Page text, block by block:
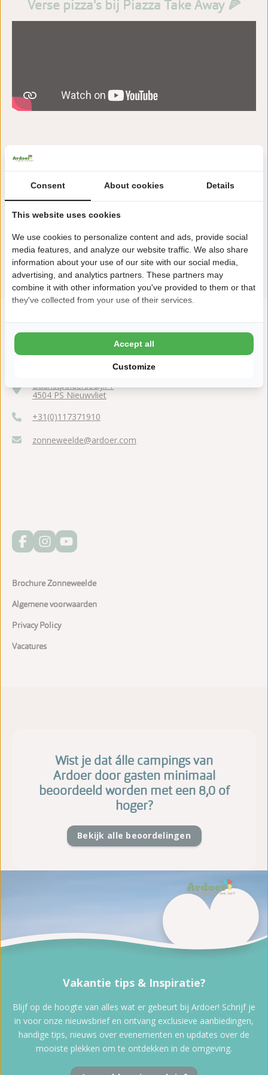
Verse pizza's bij Piazza Take Away 🍕
Bekijk ook:
Baanstpoldersedijk 1
4504 PS Nieuwvliet
+31(0)117371910
zonneweelde@ardoer.com
Brochure Zonneweelde
Algemene voorwaarden
Privacy Policy
Vacatures
Wist je dat álle campings van
Ardoer door gasten minimaal
beoordeeld worden met een 8,0 of
hoger?
Bekijk alle beoordelingen
Vakantie tips & Inspiratie?
Blijf op de hoogte van alles wat er gebeurt bij Ardoer! Schrijf je
in voor onze nieuwsbrief en ontvang exclusieve aanbiedingen,
handige tips, nieuws over evenementen en updates over de
mooiste plekken om te ontdekken in de omgeving.
Consent About cookies Details
This website uses cookies
We use cookies to personalize content and ads, provide social
media features, and analyze our website traffic. We also share
information about your use of our site with our social media,
advertising, and analytics partners. These partners may
combine it with other information you've provided to them or that
they've collected from your use of their services.
Customize
Accept all